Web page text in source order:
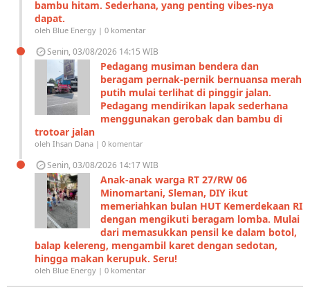
bambu hitam. Sederhana, yang penting vibes-nya
dapat.
oleh Blue Energy | 0 komentar
Senin, 03/08/2026 14:15 WIB
Pedagang musiman bendera dan
beragam pernak-pernik bernuansa merah
putih mulai terlihat di pinggir jalan.
Pedagang mendirikan lapak sederhana
menggunakan gerobak dan bambu di
trotoar jalan
oleh Ihsan Dana | 0 komentar
Senin, 03/08/2026 14:17 WIB
Anak-anak warga RT 27/RW 06
Minomartani, Sleman, DIY ikut
memeriahkan bulan HUT Kemerdekaan RI
dengan mengikuti beragam lomba. Mulai
dari memasukkan pensil ke dalam botol,
balap kelereng, mengambil karet dengan sedotan,
hingga makan kerupuk. Seru!
oleh Blue Energy | 0 komentar